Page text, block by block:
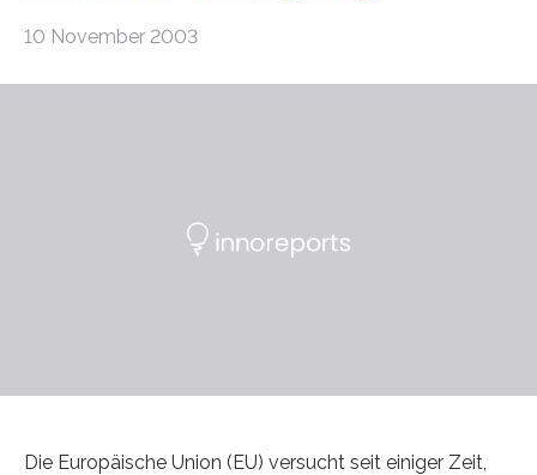
10 November 2003
Die Europäische Union (EU) versucht seit einiger Zeit,